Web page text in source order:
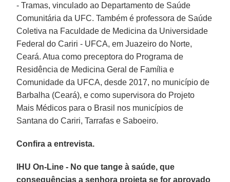
- Tramas, vinculado ao Departamento de Saúde
Comunitária da UFC. Também é professora de Saúde
Coletiva na Faculdade de Medicina da Universidade
Federal do Cariri - UFCA, em Juazeiro do Norte,
Ceará. Atua como preceptora do Programa de
Residência de Medicina Geral de Família e
Comunidade da UFCA, desde 2017, no município de
Barbalha (Ceará), e como supervisora do Projeto
Mais Médicos para o Brasil nos municípios de
Santana do Cariri, Tarrafas e Saboeiro.
Confira a entrevista.
IHU On-Line - No que tange à saúde, que
consequências a senhora projeta se for aprovado